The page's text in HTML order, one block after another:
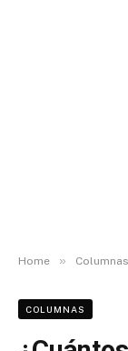
Home » Columnas
COLUMNAS